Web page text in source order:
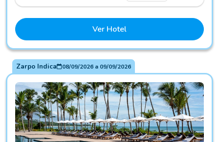
Ver Hotel
Zarpo Indica 08/09/2026a 09/09/2026